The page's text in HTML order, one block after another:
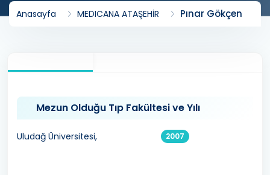
Anasayfa MEDICANA ATAŞEHİR Pınar Gökçen
Mezun Olduğu Tıp Fakültesi ve Yılı
Uludağ Üniversitesi, 2007